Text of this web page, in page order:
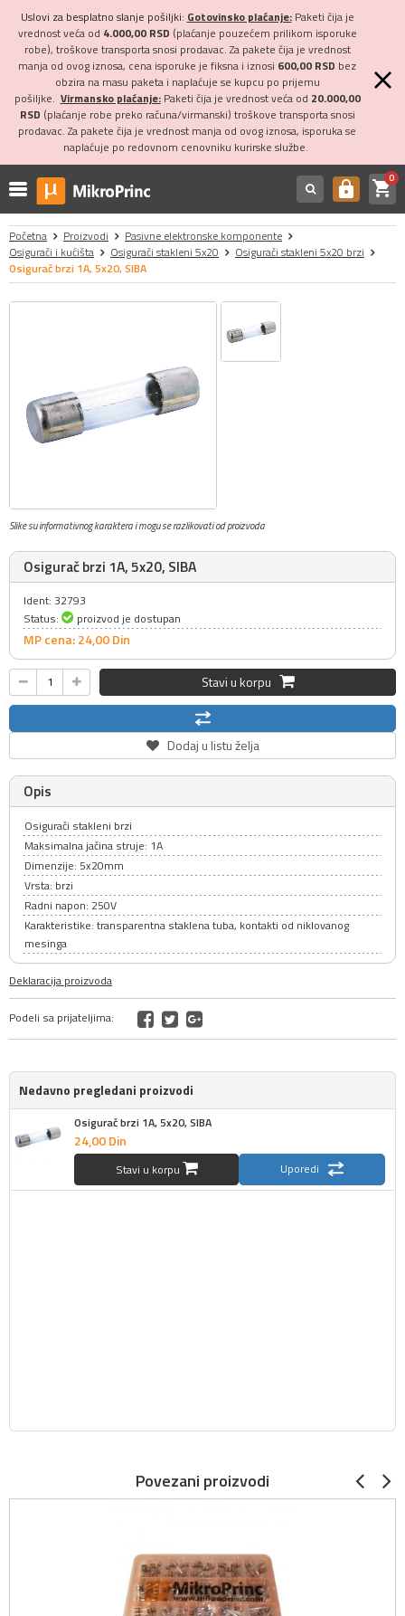
Uslovi za besplatno slanje pošiljki: Gotovinsko plaćanje:Paketi čija je
vrednost veća od 4.000,00 RSD (plaćanje pouzećem prilikom isporuke
robe), troškove transporta snosi prodavac. Za pakete čija je vrednost
manja od ovog iznosa, cena isporuke je fiksna i iznosi 600,00 RSD bez
obzira na masu paketa i naplaćuje se kupcu po prijemu
pošiljke. Virmansko plaćanje:Paketi čija je vrednost veća od 20.000,00
RSD (plaćanje robe preko računa/virmanski) troškove transporta snosi
prodavac. Za pakete čija je vrednost manja od ovog iznosa, isporuka se
naplaćuje po redovnom cenovniku kurirske službe.
https shopping_cart0
Početna Proizvodi
Pasivne elektronske komponente
Osigurači i kućišta
Osigurači stakleni 5x20
Osigurači stakleni 5x20 brzi
Osigurač brzi 1A, 5x20, SIBA
Slike su informativnog karaktera i mogu se razlikovati od proizvoda
Osigurač brzi 1A, 5x20, SIBA
Ident: 32793
Status:
proizvod je dostupan
MP cena: 24,00Din
Stavi u korpu
Dodaj u listu želja
Opis
Osigurači stakleni brzi
Maksimalna jačina struje: 1A
Dimenzije: 5x20mm
Vrsta: brzi
Radni napon: 250V
Karakteristike: transparentna staklena tuba, kontakti od niklovanog
mesinga
Deklaracija proizvoda
Podeli sa prijateljima:
Nedavno pregledani proizvodi
Osigurač brzi 1A, 5x20, SIBA
24,00Din
Stavi u korpu Uporedi
Povezani proizvodi